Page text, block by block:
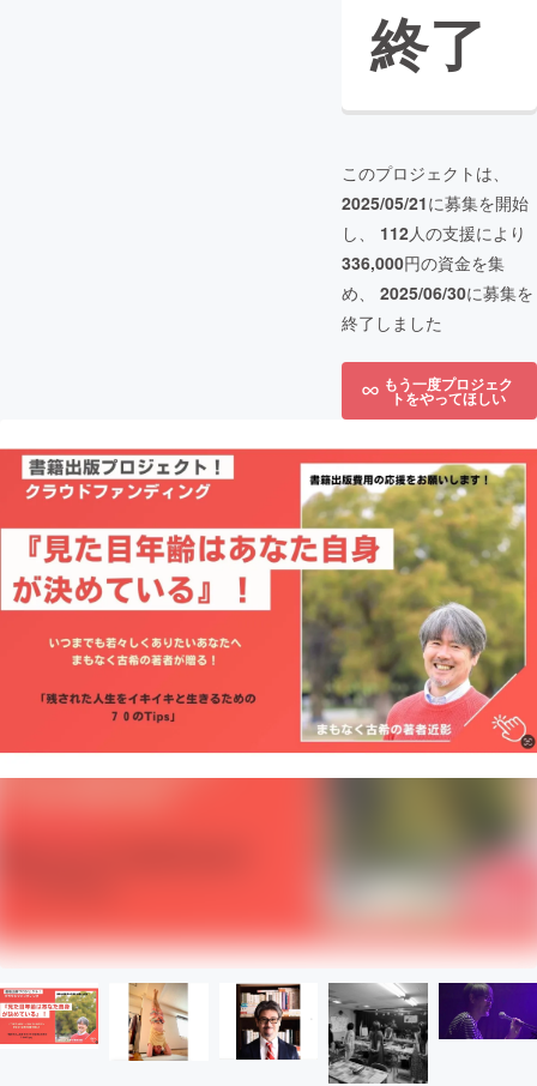
終了
このプロジェクトは、
2025/05/21に募集を開始
し、 112人の支援により
336,000円の資金を集
め、 2025/06/30に募集を
終了しました
もう一度プロジェク
トをやってほしい